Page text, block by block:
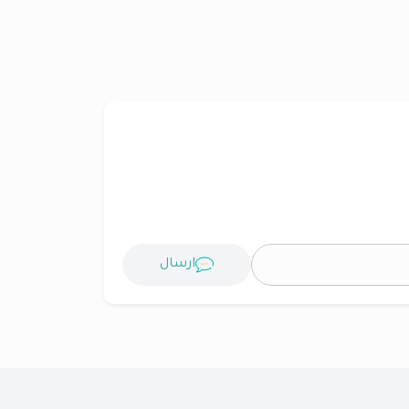
ارسال